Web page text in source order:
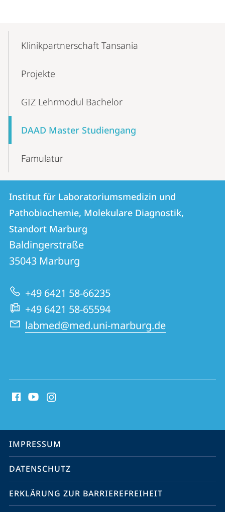
NavigationKlinikpartnerschaft Tansania
Projekte
GIZ Lehrmodul Bachelor
DAAD Master Studiengang
Famulatur
Kontakt
und
Informationen
zur
Website
Kontaktinformationen
Institut
für
Laboratoriumsmedizin
und
Pathobiochemie,
Molekulare
Diagnostik,
Standort
Institut für Laboratoriumsmedizin und
Pathobiochemie, Molekulare Diagnostik,
Standort Marburg
Baldingerstraße
35043 Marburg
+49 6421 58-66235
+49 6421 58-65594
labmed@med.uni-marburg.de
Media
Service-
Navigation
IMPRESSUM
DATENSCHUTZ
ERKLÄRUNG ZUR BARRIEREFREIHEIT